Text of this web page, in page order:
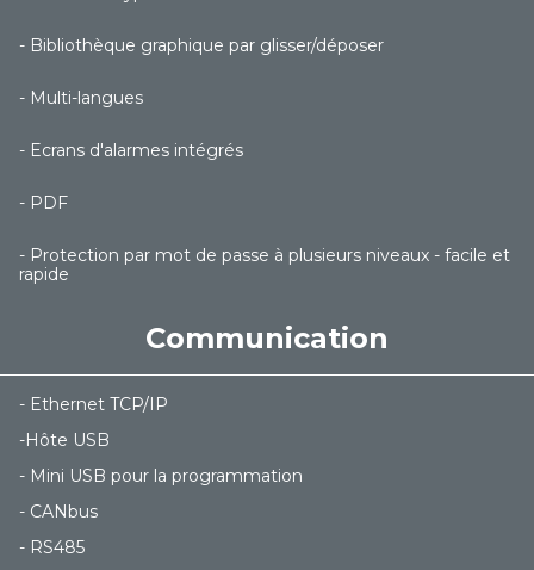
- Bibliothèque graphique par glisser/déposer
- Multi-langues
- Ecrans d'alarmes intégrés
- PDF
- Protection par mot de passe à plusieurs niveaux - facile et
rapide
Communication
- Ethernet TCP/IP
-Hôte USB
- Mini USB pour la programmation
- CANbus
- RS485